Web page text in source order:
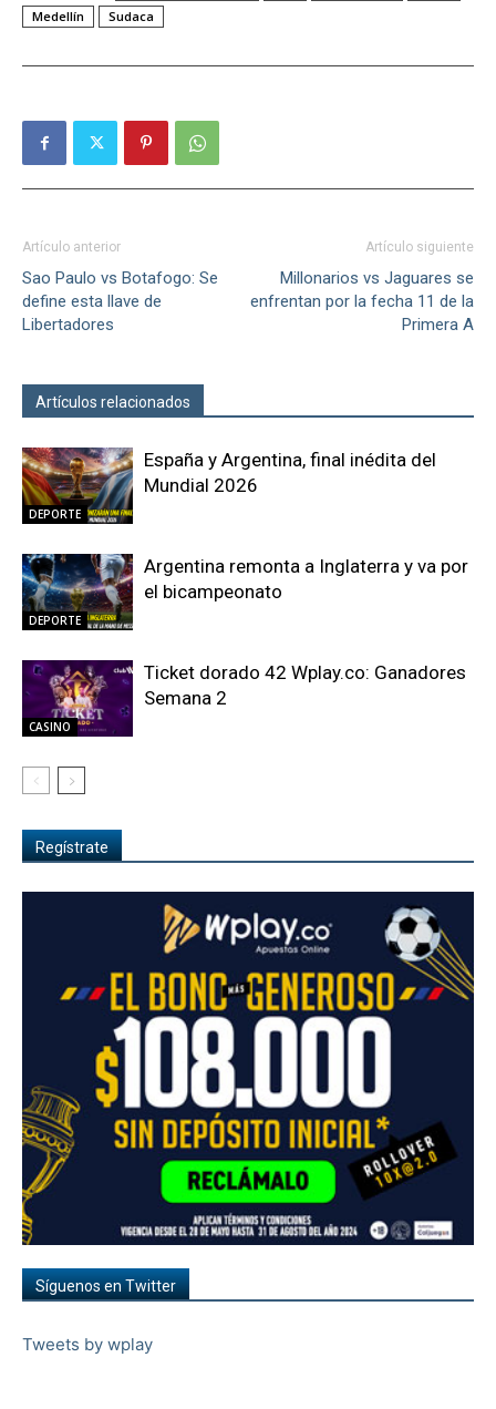
Medellín
Sudaca
Artículo anterior
Sao Paulo vs Botafogo: Se
define esta llave de
Libertadores
Artículo siguiente
Millonarios vs Jaguares se
enfrentan por la fecha 11 de la
Primera A
Artículos relacionados
DEPORTE
España y Argentina, final inédita del
Mundial 2026
DEPORTE
Argentina remonta a Inglaterra y va por
el bicampeonato
CASINO
Ticket dorado 42 Wplay.co: Ganadores
Semana 2
Regístrate
Síguenos en Twitter
Tweets by wplay